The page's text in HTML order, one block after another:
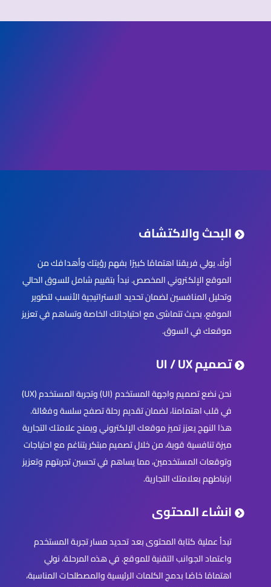
البحث والاكتشاف
أولًا، يولي فريقنا اهتمامًا كبيرًا بفهم رؤيتك وأهدافك من
الموقع الإلكتروني المخصص. نبدأ بتقييم شامل للسوق الحالي
وتحليل المنافسين لضمان تحديد الاستراتيجية الأنسب لتطوير
الموقع، بحيث تتماشى مع احتياجاتك الخاصة وتساهم في تعزيز
موقعك في السوق.
تصميم UI / UX
نحن نضع تصميم واجهة المستخدم (UI) وتجربة المستخدم (UX)
في قلب اهتمامنا، لضمان تقديم رحلة تصفح سلسة وفعّالة.
هذا النهج يعزز تميز موقعك الإلكتروني ويمنح علامتك التجارية
ميزة تنافسية قوية، من خلال تصميم مبتكر يتناغم مع احتياجات
وتوقعات المستخدمين، مما يساهم في تحسين تجربتهم وتعزيز
ارتباطهم بعلامتك التجارية.
انشاء المحتوى
تبدأ عملية كتابة المحتوى بعد تحديد مسار تجربة المستخدم
واعتماد الجوانب التقنية للموقع. في هذه المرحلة، نولي
اهتمامًا خاصًا بدمج الكلمات الرئيسية والمصطلحات المناسبة،